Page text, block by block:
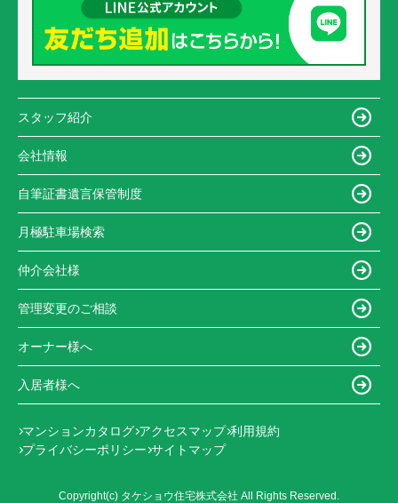
スタッフ紹介
会社情報
自筆証書遺言保管制度
月極駐車場検索
仲介会社様
管理変更のご相談
オーナー様へ
入居者様へ
マンションカタログ アクセスマップ 利用規約
プライバシーポリシー サイトマップ
Copyright(c) タケショウ住宅株式会社 All Rights Reserved.